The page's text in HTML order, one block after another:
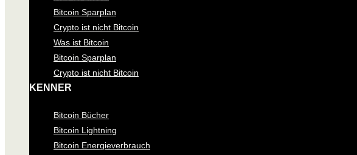
Bitcoin Sparplan
Crypto ist nicht Bitcoin
Was ist Bitcoin
Bitcoin Sparplan
Crypto ist nicht Bitcoin
KENNER
Bitcoin Bücher
Bitcoin Lightning
Bitcoin Energieverbrauch